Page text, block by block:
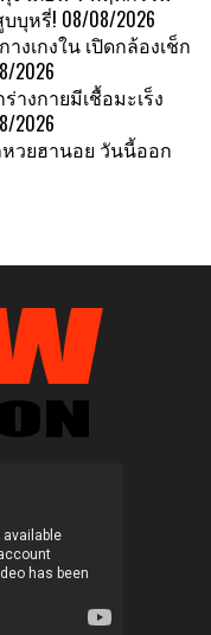
บุหรี่! 08/08/2026
งเกงใน เปิดกล้องเช็ก
2026
งกายมีเชื้อมะเร็ง
2026
วยฮานอย วันนี้ออก